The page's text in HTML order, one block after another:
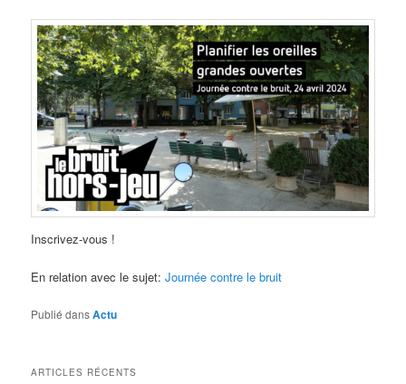
Inscrivez-vous !
En relation avec le sujet:Journée contre le bruit
Publié dansActu
ARTICLES RÉCENTS